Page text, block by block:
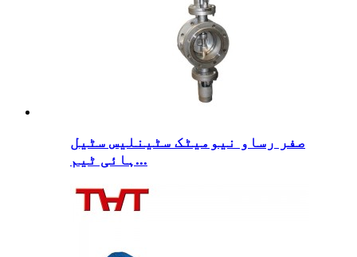
صفر رساو نیومیٹک سٹینلیس سٹیل
ہائی ٹیم...